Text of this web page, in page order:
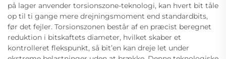
på lager anvender torsionszone-teknologi, kan hvert bit tåle
op til ti gange mere drejningsmoment end standardbits,
før det fejler. Torsionszonen består af en præcist beregnet
reduktion i bitskaftets diameter, hvilket skaber et
kontrolleret flekspunkt, så bit’en kan dreje let under